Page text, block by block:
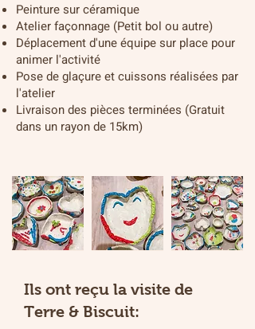
Peinture sur céramique
Atelier façonnage (Petit bol ou autre)
Déplacement d'une équipe sur place pour
animer l'activité
Pose de glaçure et cuissons réalisées par
l'atelier
Livraison des pièces terminées (Gratuit
dans un rayon de 15km)
Ils ont reçu la visite de
Terre & Biscuit: